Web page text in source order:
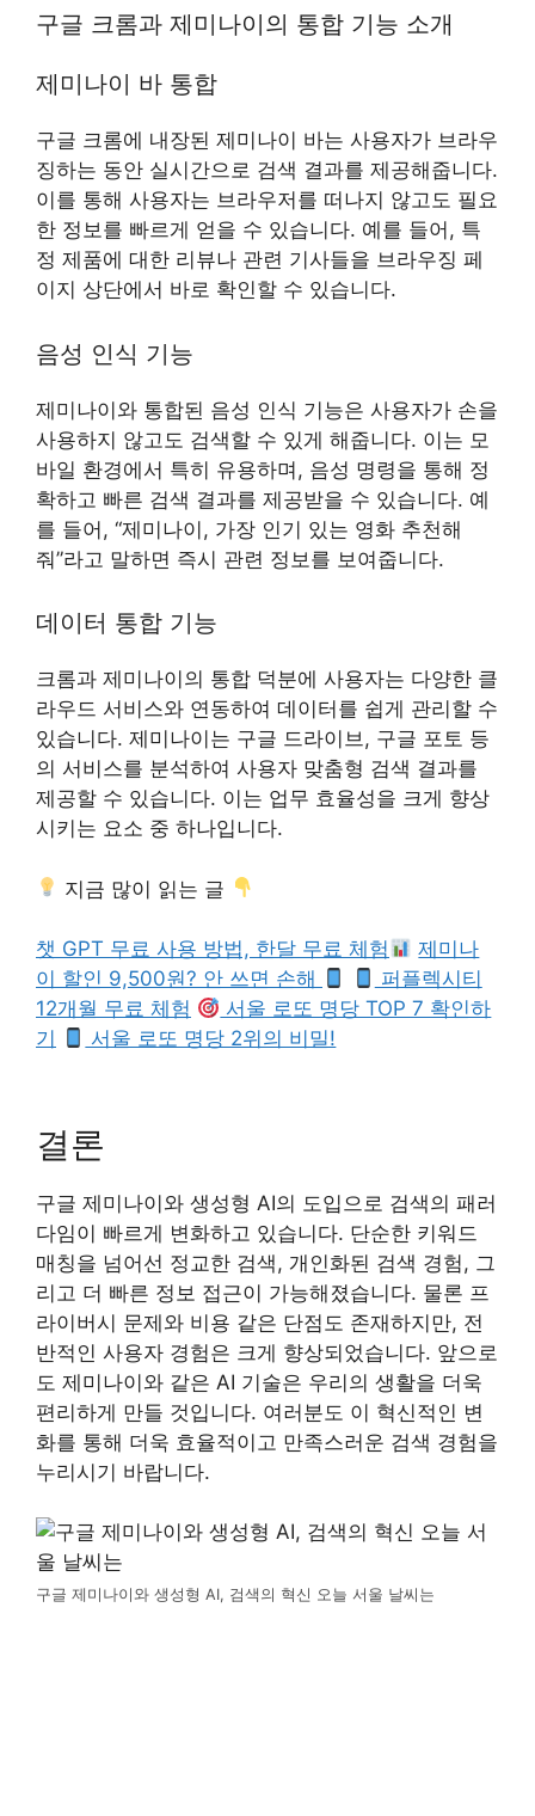
구글 크롬과 제미나이의 통합 기능 소개
제미나이 바 통합
구글 크롬에 내장된 제미나이 바는 사용자가 브라우
징하는 동안 실시간으로 검색 결과를 제공해줍니다.
이를 통해 사용자는 브라우저를 떠나지 않고도 필요
한 정보를 빠르게 얻을 수 있습니다. 예를 들어, 특
정 제품에 대한 리뷰나 관련 기사들을 브라우징 페
이지 상단에서 바로 확인할 수 있습니다.
음성 인식 기능
제미나이와 통합된 음성 인식 기능은 사용자가 손을
사용하지 않고도 검색할 수 있게 해줍니다. 이는 모
바일 환경에서 특히 유용하며, 음성 명령을 통해 정
확하고 빠른 검색 결과를 제공받을 수 있습니다. 예
를 들어, “제미나이, 가장 인기 있는 영화 추천해
줘”라고 말하면 즉시 관련 정보를 보여줍니다.
데이터 통합 기능
크롬과 제미나이의 통합 덕분에 사용자는 다양한 클
라우드 서비스와 연동하여 데이터를 쉽게 관리할 수
있습니다. 제미나이는 구글 드라이브, 구글 포토 등
의 서비스를 분석하여 사용자 맞춤형 검색 결과를
제공할 수 있습니다. 이는 업무 효율성을 크게 향상
시키는 요소 중 하나입니다.
지금 많이 읽는 글
챗 GPT 무료 사용 방법, 한달 무료 체험
제미나
이 할인 9,500원? 안 쓰면 손해
퍼플렉시티
12개월 무료 체험
서울 로또 명당 TOP 7 확인하
기
서울 로또 명당 2위의 비밀!
결론
구글 제미나이와 생성형 AI의 도입으로 검색의 패러
다임이 빠르게 변화하고 있습니다. 단순한 키워드
매칭을 넘어선 정교한 검색, 개인화된 검색 경험, 그
리고 더 빠른 정보 접근이 가능해졌습니다. 물론 프
라이버시 문제와 비용 같은 단점도 존재하지만, 전
반적인 사용자 경험은 크게 향상되었습니다. 앞으로
도 제미나이와 같은 AI 기술은 우리의 생활을 더욱
편리하게 만들 것입니다. 여러분도 이 혁신적인 변
화를 통해 더욱 효율적이고 만족스러운 검색 경험을
누리시기 바랍니다.
구글 제미나이와 생성형 AI, 검색의 혁신 오늘 서울 날씨는